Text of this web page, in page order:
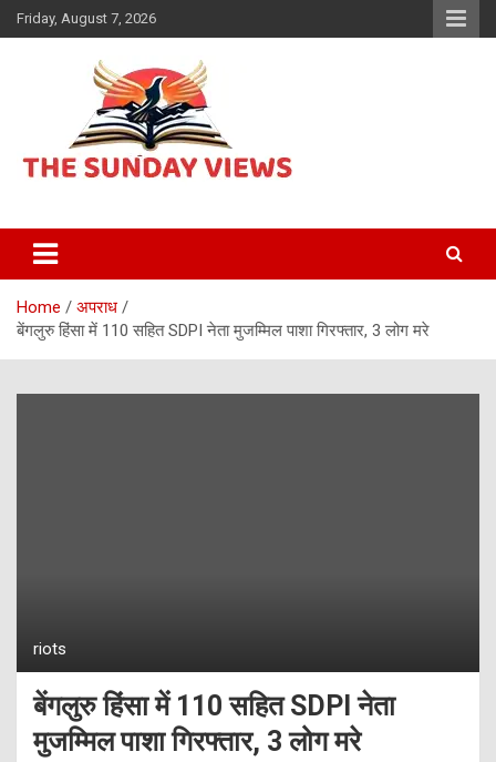
Skip
to
Friday, August 7, 2026
The Sunday views
Home
अपराध
बेंगलुरु हिंसा में 110 सहित SDPI नेता मुजम्मिल पाशा गिरफ्तार, 3 लोग मरे
riots
बेंगलुरु हिंसा में 110 सहित SDPI नेता
मुजम्मिल पाशा गिरफ्तार, 3 लोग मरे